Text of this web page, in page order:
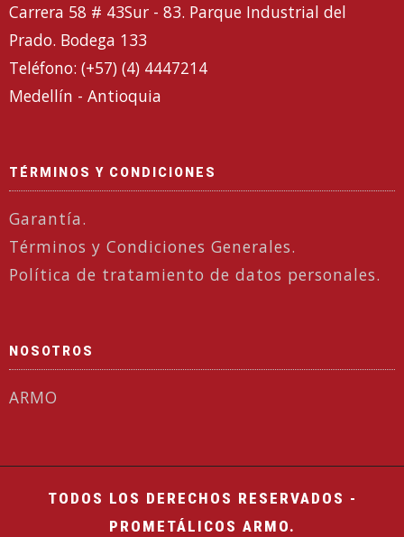
Carrera 58 # 43Sur - 83. Parque Industrial del
Prado. Bodega 133
Teléfono: (+57) (4) 4447214
Medellín - Antioquia
TÉRMINOS Y CONDICIONES
Garantía.
Términos y Condiciones Generales.
Política de tratamiento de datos personales.
NOSOTROS
ARMO
TODOS LOS DERECHOS RESERVADOS -
PROMETÁLICOS ARMO.